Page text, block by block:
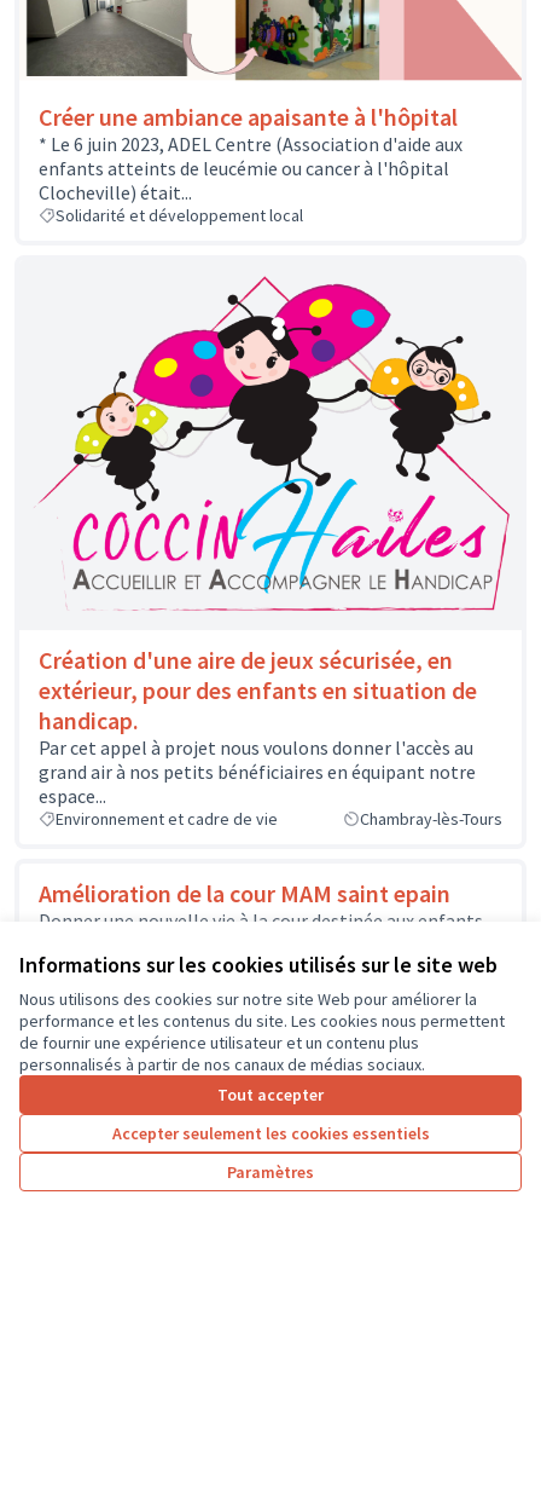
Informations sur les cookies utilisés sur le site web
Nous utilisons des cookies sur notre site Web pour améliorer la
performance et les contenus du site. Les cookies nous permettent
de fournir une expérience utilisateur et un contenu plus
personnalisés à partir de nos canaux de médias sociaux.
Tout accepter
Accepter seulement les cookies essentiels
Paramètres
Créer une ambiance apaisante à l'hôpital
* Le 6 juin 2023, ADEL Centre (Association d'aide aux
enfants atteints de leucémie ou cancer à l'hôpital
Clocheville) était...
Solidarité et développement local
Création d'une aire de jeux sécurisée, en
extérieur, pour des enfants en situation de
handicap.
Par cet appel à projet nous voulons donner l'accès au
grand air à nos petits bénéficiaires en équipant notre
espace...
Environnement et cadre de vie Chambray-lès-Tours
Amélioration de la cour MAM saint epain
Donner une nouvelle vie à la cour destinée aux enfants
revêtement...
Solidarité et développement local Saint-Épain
Résultats par page : 50
1 2 3 4